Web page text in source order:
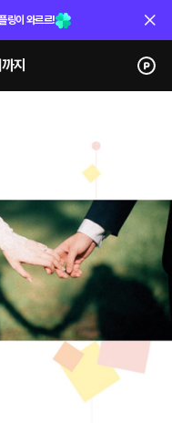
링이 와르르!
지